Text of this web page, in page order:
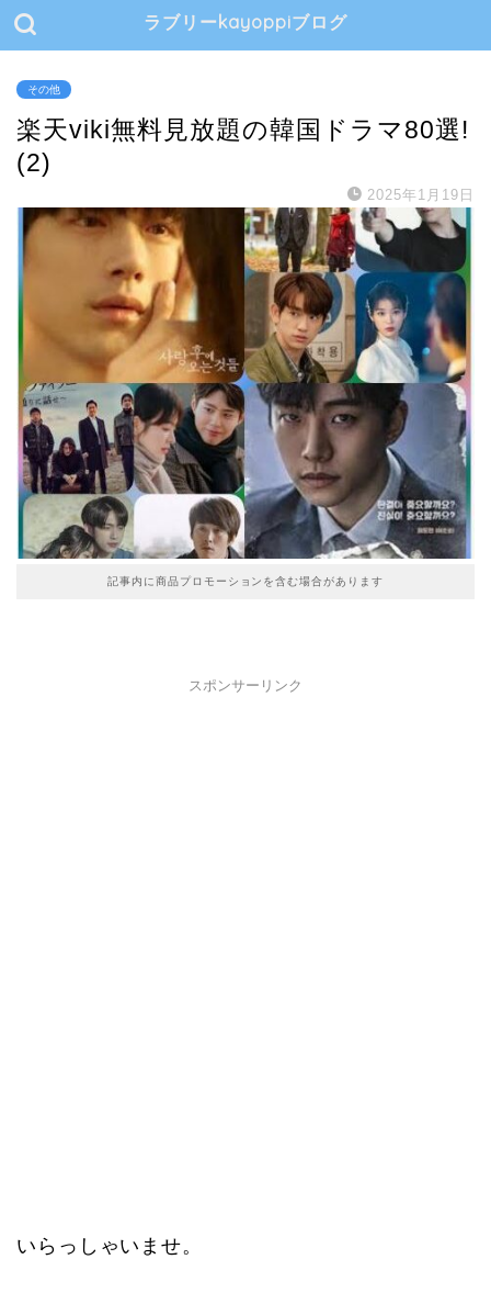
ラブリーkayoppiブログ
その他
楽天viki無料見放題の韓国ドラマ80選!
(2)
2025年1月19日
記事内に商品プロモーションを含む場合があります
スポンサーリンク
いらっしゃいませ。